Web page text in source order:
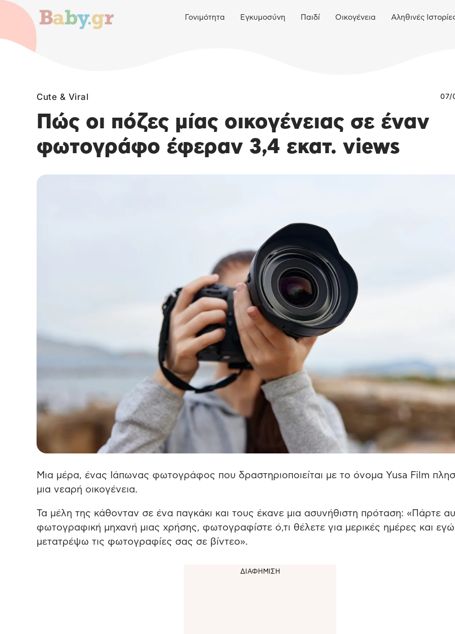
Γονιμότητα Εγκυμοσύνη Παιδί Οικογένεια Αληθινές
Cute & Viral 07/
Πώς οι πόζες μίας οικογένειας σε έναν
φωτογράφο έφεραν 3,4 εκατ. views
Μια μέρα, ένας Ιάπωνας φωτογράφος που δραστηριοποιείται με το όνομα Yusa Film
μια νεαρή οικογένεια.
Τα μέλη της κάθονταν σε ένα παγκάκι και τους έκανε μια ασυνήθιστη πρόταση: «Πάρτε
φωτογραφική μηχανή μιας χρήσης, φωτογραφίστε ό,τι θέλετε για μερικές ημέρες και
μετατρέψω τις φωτογραφίες σας σε βίντεο».